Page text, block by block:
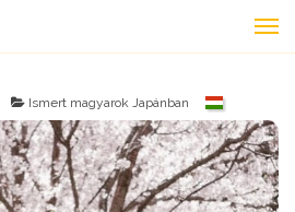
Ismert magyarok Japánban